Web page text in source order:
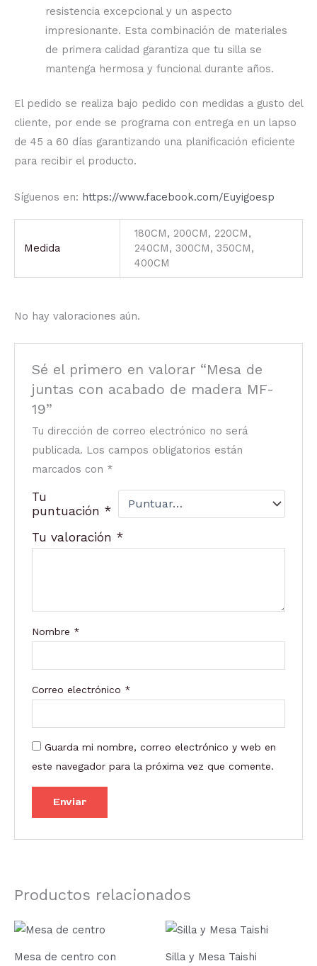
resistencia excepcional y un aspecto
impresionante. Esta combinación de materiales
de primera calidad garantiza que tu silla se
mantenga hermosa y funcional durante años.
El pedido se realiza bajo pedido con medidas a gusto del
cliente, por ende se programa con entrega en un lapso
de 45 a 60 días garantizando una planificación eficiente
para recibir el producto.
Síguenos en: https://www.facebook.com/Euyigoesp
Medida
180CM, 200CM, 220CM,
240CM, 300CM, 350CM,
400CM
No hay valoraciones aún.
Sé el primero en valorar “Mesa de
juntas con acabado de madera MF-
19”
Tu dirección de correo electrónico no será
publicada. Los campos obligatorios están
marcados con *
Tu
puntuación *
Tu valoración *
Nombre *
Correo electrónico *
Guarda mi nombre, correo electrónico y web en
este navegador para la próxima vez que comente.
Productos relacionados
Mesa de centro con
Silla y Mesa Taishi